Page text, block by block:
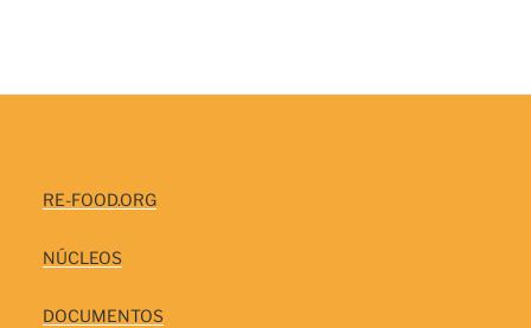
RE-FOOD.ORG
NÚCLEOS
DOCUMENTOS